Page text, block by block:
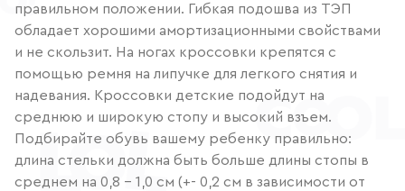
правильном положении. Гибкая подошва из ТЭП
обладает хорошими амортизационными свойствами
и не скользит. На ногах кроссовки крепятся с
помощью ремня на липучке для легкого снятия и
надевания. Кроссовки детские подойдут на
среднюю и широкую стопу и высокий взъем.
Подбирайте обувь вашему ребенку правильно:
длина стельки должна быть больше длины стопы в
среднем на 0,8 – 1,0 см (+- 0,2 см в зависимости от